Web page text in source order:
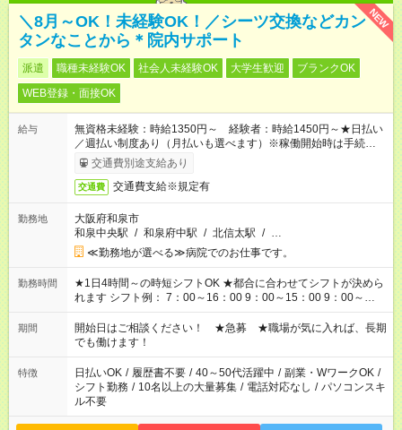
NEW
＼8月～OK！未経験OK！／シーツ交換などカン
タンなことから＊院内サポート
派遣 職種未経験OK 社会人未経験OK 大学生歓迎
ブランクOK
WEB登録・面接OK
給与
無資格未経験：時給1350円～ 経験者：時給1450円～★日払い
／週払い制度あり（月払いも選べます）※稼働開始時は手続き完
了次第のお支払いとなります。
交通費別途支給あり
交通費 交通費支給※規定有
勤務地
大阪府和泉市
和泉中央駅 / 和泉府中駅 / 北信太駅 / …
≪勤務地が選べる≫病院でのお仕事です。
勤務時間
★1日4時間～の時短シフトOK ★都合に合わせてシフトが決めら
れます シフト例： 7：00～16：00 9：00～15：00 9：00～
18：00 11：00～20：00 など ※Wワークの場合、他のお仕事と
合わせ週40時間超の就業はご案内できません ※法令に基づき、
週20時間以上勤務は社会保険への加入対象となります ※労働者
派遣法（日雇い派遣の原則禁止）により、短時間・短期間の就
業はご案内が難しい場合があります
期間
開始日はご相談ください！ ★急募 ★職場が気に入れば、長期
でも働けます！
特徴 日払いOK / 履歴書不要 / 40～50代活躍中 / 副業・WワークOK /
シフト勤務 / 10名以上の大量募集 / 電話対応なし / パソコンスキ
ル不要